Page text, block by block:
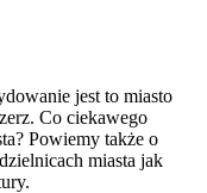
jest to miasto
Co ciekawego
Powiemy także o
miasta jak